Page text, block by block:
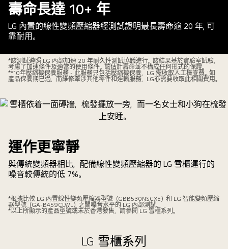
壽命長達 10+ 年
LG 內置的線性變頻壓縮器經測試證明最長壽命逾 20 年, 可
靠耐用。
*該測試遵照 LG 內部加速 20 年耐久性測試協議進行。該結果基於實驗室試驗，
考慮了加速條件及適當的使用條件。該估計壽命並不構成任何形式的保證。
**10年壓縮機保養服務 - 此服務只包括壓縮機保養，LG 需收取人工檢查費。如
產品保養期已過，而維修牽涉其他零件和運輸服務，LG亦需要收取此相關費用。
運作更寧靜
與傳統變頻器相比，配備線性變頻壓縮器的 LG 雪櫃運行的
噪音較傳統的低 7%。
*根據比較 LG 內置線性變頻壓縮器型號（GBB530NSCXE）和 LG 智能變頻壓縮
器型號（GA-B459CLWL）之間噪音水平的 LG 內部測試。
*以上所顯示的產品型號或未於香港發售，請參閱 LG 雪櫃系列。
LG 雪櫃系列